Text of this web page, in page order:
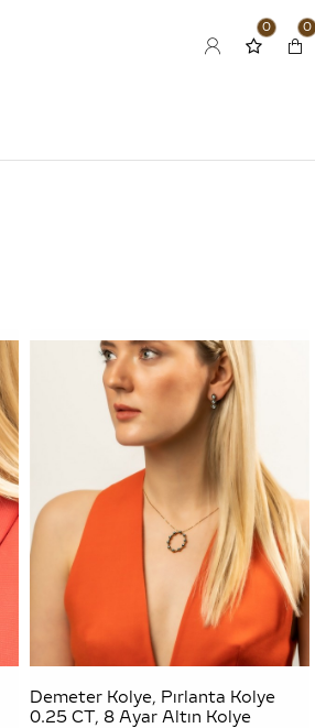
0 0
Demeter Kolye, Pırlanta Kolye
0.25 CT, 8 Ayar Altın Kolye